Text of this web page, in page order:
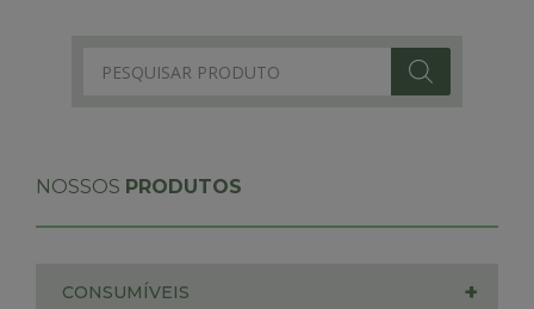
search
NOSSOS PRODUTOS
+
CONSUMÍVEIS